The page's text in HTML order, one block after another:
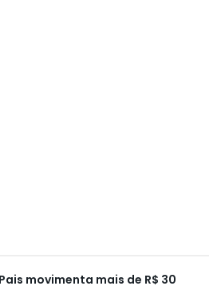
movimenta mais de R$ 30